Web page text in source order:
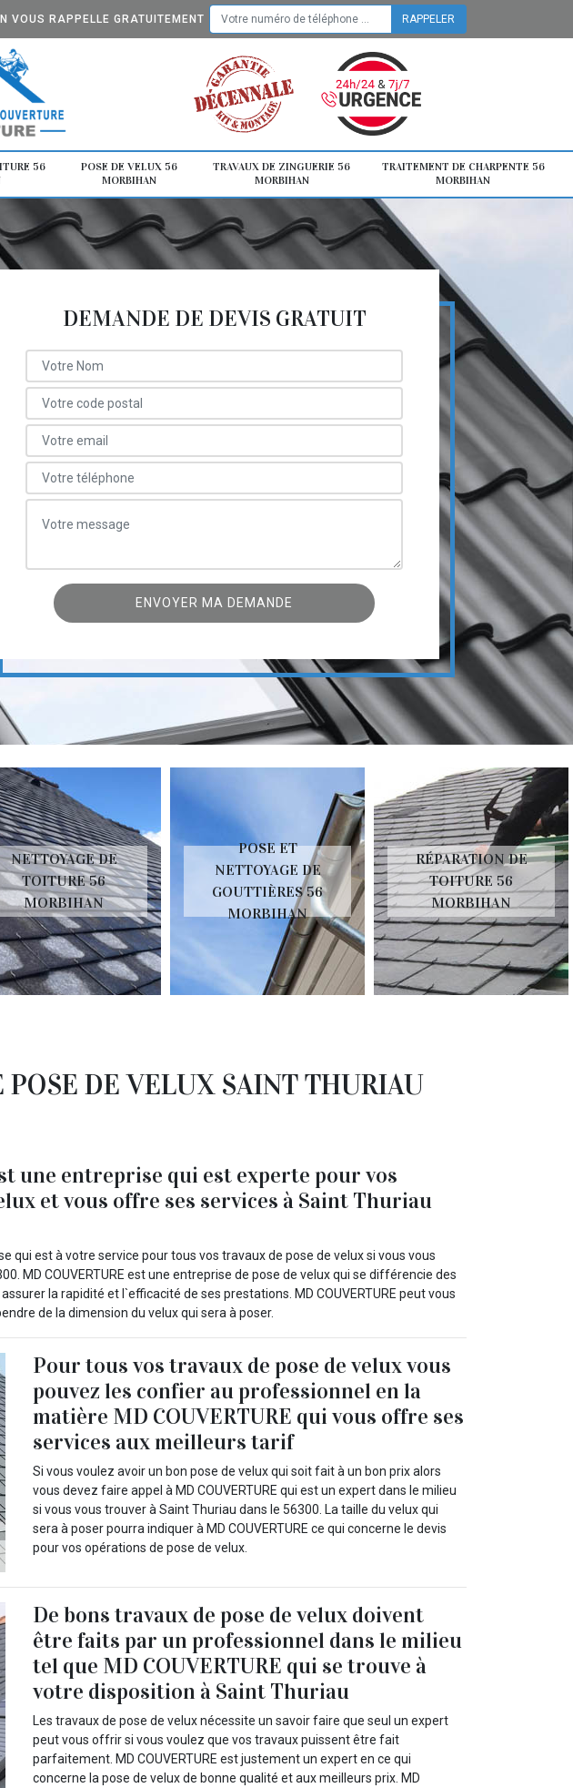
VOUS RAPPELLE GRATUITEMENT
56
POSE DE VELUX 56
MORBIHAN
TRAVAUX DE ZINGUERIE 56
MORBIHAN
TRAITEMENT DE CHARPENTE 56
MORBIHAN
DEMANDE DE DEVIS GRATUIT
NETTOYAGE DE
TOITURE 56
MORBIHAN
POSE ET
NETTOYAGE DE
GOUTTIÈRES 56
MORBIHAN
RÉPARATION DE
TOITURE 56
MORBIHAN
POSE DE VELUX SAINT THURIAU
une entreprise qui est experte pour vos
et vous offre ses services à Saint Thuriau
qui est à votre service pour tous vos travaux de pose de velux si vous vous
MD COUVERTURE est une entreprise de pose de velux qui se différencie des
la rapidité et l`efficacité de ses prestations. MD COUVERTURE peut vous
de la dimension du velux qui sera à poser.
Pour tous vos travaux de pose de velux vous
pouvez les confier au professionnel en la
matière MD COUVERTURE qui vous offre ses
services aux meilleurs tarif
Si vous voulez avoir un bon pose de velux qui soit fait à un bon prix alors
vous devez faire appel à MD COUVERTURE qui est un expert dans le milieu
si vous vous trouver à Saint Thuriau dans le 56300. La taille du velux qui
sera à poser pourra indiquer à MD COUVERTURE ce qui concerne le devis
pour vos opérations de pose de velux.
De bons travaux de pose de velux doivent
être faits par un professionnel dans le milieu
tel que MD COUVERTURE qui se trouve à
votre disposition à Saint Thuriau
Les travaux de pose de velux nécessite un savoir faire que seul un expert
peut vous offrir si vous voulez que vos travaux puissent être fait
parfaitement. MD COUVERTURE est justement un expert en ce qui
concerne la pose de velux de bonne qualité et aux meilleurs prix. MD